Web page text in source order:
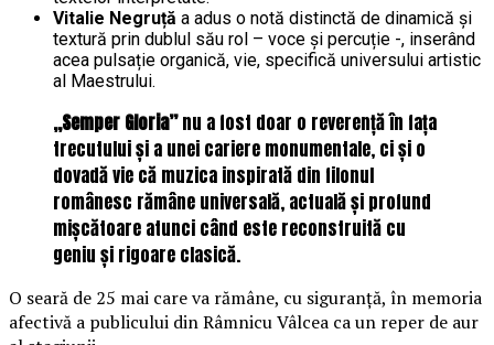
Vitalie Negruță a adus o notă distinctă de dinamică și
textură prin dublul său rol – voce și percuție -, inserând
acea pulsație organică, vie, specifică universului artistic
al Maestrului.
„Semper Gloria”nu a fost doar o reverență în fața
trecutului și a unei cariere monumentale, ci și o
dovadă vie că muzica inspirată din filonul
românesc rămâne universală, actuală și profund
mișcătoare atunci când este reconstruită cu
geniu și rigoare clasică.
O seară de 25 mai care va rămâne, cu siguranță, în memoria
afectivă a publicului din Râmnicu Vâlcea ca un reper de aur